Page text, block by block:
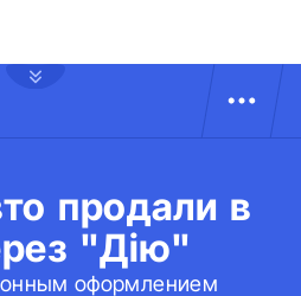
продали в
"Дію"
оформлением